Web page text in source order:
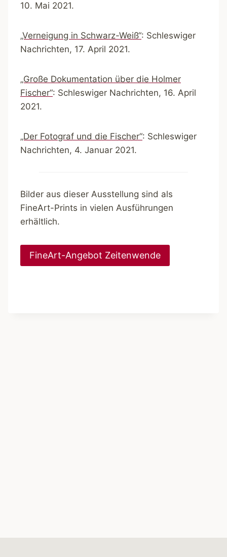
10. Mai 2021.
„Verneigung in Schwarz-Weiß“: Schleswiger
Nachrichten, 17. April 2021.
„Große Dokumentation über die Holmer
Fischer“: Schleswiger Nachrichten, 16. April
2021.
„Der Fotograf und die Fischer“: Schleswiger
Nachrichten, 4. Januar 2021.
Bilder aus dieser Ausstellung sind als
FineArt-Prints in vielen Ausführungen
erhältlich.
FineArt-Angebot Zeitenwende